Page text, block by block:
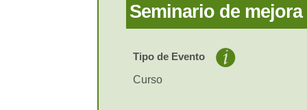
Seminario de
Tipo de Evento
Curso
Curso:
una
poseen
mismo el